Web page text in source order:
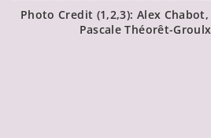
Photo Credit (1,2,3): Alex
Pascale Théorêt-